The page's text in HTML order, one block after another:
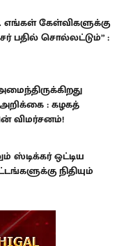
எங்கள் கேள்விகளுக்கு
பதில் சொல்லட்டும்” :
: கழகத்
விமர்சனம்!
ஸ்டிக்கர் ஒட்டிய
நிதியும்